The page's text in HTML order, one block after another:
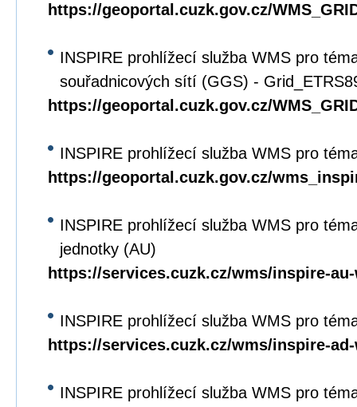
https://geoportal.cuzk.gov.cz/
INSPIRE prohlížecí služba WMS pro
souřadnicových sítí (GGS) -
https://geoportal.cuzk.gov.cz/
INSPIRE prohlížecí služba WMS pro
https://geoportal.cuzk.gov.cz/
INSPIRE prohlížecí služba WMS pro
jednotky (AU)
https://services.cuzk.cz/wms/inspire-
INSPIRE prohlížecí služba WMS pro
https://services.cuzk.cz/wms/inspire-
INSPIRE prohlížecí služba WMS pro